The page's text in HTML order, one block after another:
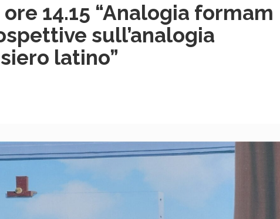
14.15 “Analogia formam
sull’analogia
latino”